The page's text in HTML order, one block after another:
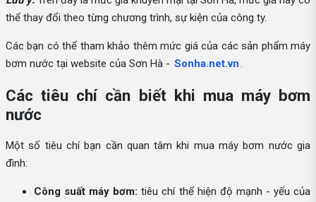
thể thay đổi theo từng chương trình, sự kiện của công ty.
Các bạn có thể tham khảo thêm mức giá của các sản phẩm máy
bơm nước tại website của Sơn Hà - Sonha.net.vn.
Các tiêu chí cần biết khi mua máy bơm
nước
Một số tiêu chí bạn cần quan tâm khi mua máy bơm nước gia
đình:
Công suất máy bơm: tiêu chí thể hiện độ mạnh - yếu của